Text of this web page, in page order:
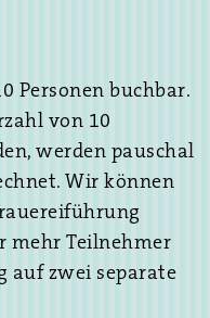
Personen buchbar.
von 10
werden pauschal
Wir können
mehr Teilnehmer
auf zwei separate